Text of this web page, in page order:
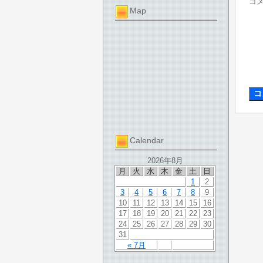
Map
Calendar
2026年8月
月
火 水 木 金 土 日
« 7月
1
2
3
4 5 6 7 8
9
10
11 12 13 14 15
16
17
18 19 20 21 22
23
24
25 26 27 28 29
30
31